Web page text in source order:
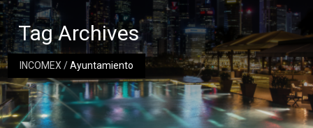
INCOMEX/Ayuntamiento
Tag Archives